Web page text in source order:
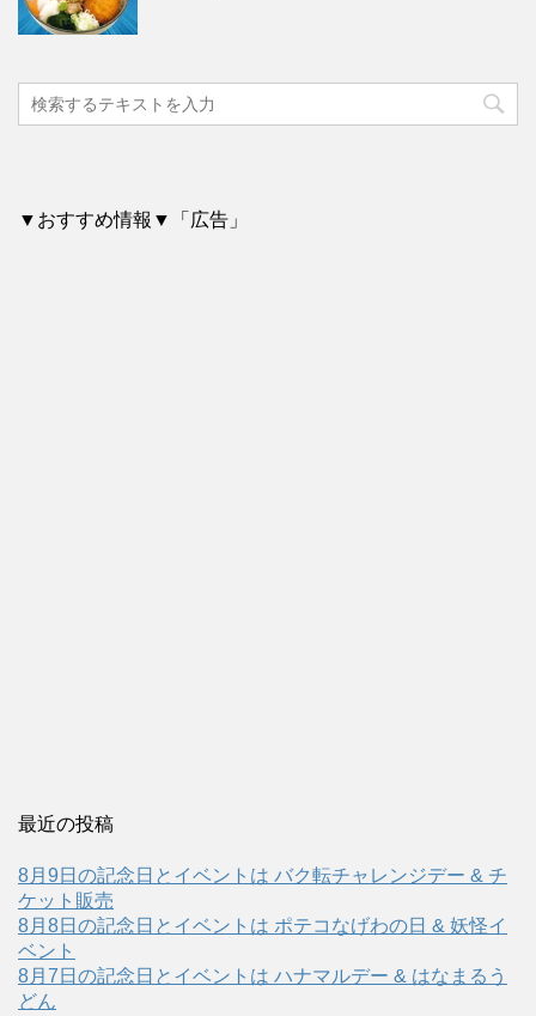
▼おすすめ情報▼「広告」
最近の投稿
8月9日の記念日とイベントは バク転チャレンジデー & チ
ケット販売
8月8日の記念日とイベントは ポテコなげわの日 & 妖怪イ
ベント
8月7日の記念日とイベントは ハナマルデー & はなまるう
どん